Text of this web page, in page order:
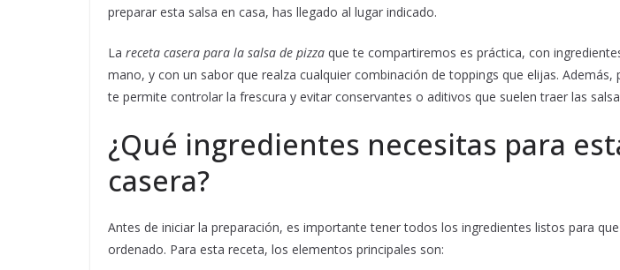
preparar esta salsa en casa, has llegado al lugar indicado.
La receta casera para la salsa de pizza que te compartiremos es práctica, con
mano, y con un sabor que realza cualquier combinación de toppings que elijas. Además,
te permite controlar la frescura y evitar conservantes o aditivos que suelen traer las
¿Qué ingredientes necesitas para
casera?
Antes de iniciar la preparación, es importante tener todos los ingredientes listos para
ordenado. Para esta receta, los elementos principales son: